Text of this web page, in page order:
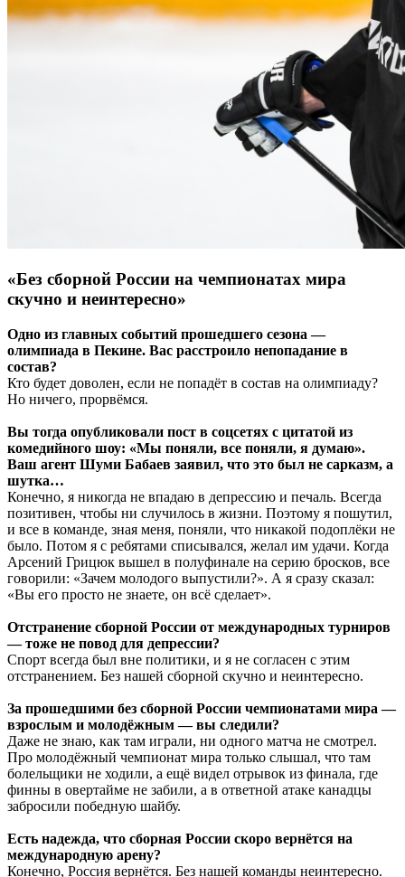
«Без сборной России на чемпионатах мира
скучно и неинтересно»
Одно из главных событий прошедшего сезона —
олимпиада в Пекине. Вас расстроило непопадание в
состав?
Кто будет доволен, если не попадёт в состав на олимпиаду?
Но ничего, прорвёмся.
Вы тогда опубликовали пост в соцсетях с цитатой из
комедийного шоу: «Мы поняли, все поняли, я думаю».
Ваш агент Шуми Бабаев заявил, что это был не сарказм, а
шутка…
Конечно, я никогда не впадаю в депрессию и печаль. Всегда
позитивен, чтобы ни случилось в жизни. Поэтому я пошутил,
и все в команде, зная меня, поняли, что никакой подоплёки не
было. Потом я с ребятами списывался, желал им удачи. Когда
Арсений Грицюк вышел в полуфинале на серию бросков, все
говорили: «Зачем молодого выпустили?». А я сразу сказал:
«Вы его просто не знаете, он всё сделает».
Отстранение сборной России от международных турниров
— тоже не повод для депрессии?
Спорт всегда был вне политики, и я не согласен с этим
отстранением. Без нашей сборной скучно и неинтересно.
За прошедшими без сборной России чемпионатами мира —
взрослым и молодёжным — вы следили?
Даже не знаю, как там играли, ни одного матча не смотрел.
Про молодёжный чемпионат мира только слышал, что там
болельщики не ходили, а ещё видел отрывок из финала, где
финны в овертайме не забили, а в ответной атаке канадцы
забросили победную шайбу.
Есть надежда, что сборная России скоро вернётся на
международную арену?
Конечно, Россия вернётся. Без нашей команды неинтересно.